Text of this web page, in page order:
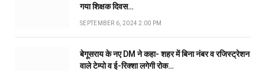
गया शिक्षक दिवस…
SEPTEMBER 6, 2024 2:00 PM
बेगूसराय के नए DM ने कहा- शहर में बिना नंबर व रजिस्ट्रेशन
वाले टेम्पो व ई-रिक्शा लगेगी रोक…